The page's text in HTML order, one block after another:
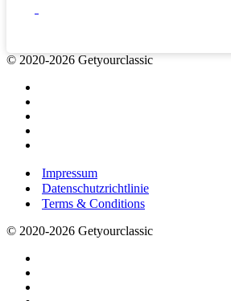
© 2020-2026 Getyourclassic
Impressum
Datenschutzrichtlinie
Terms & Conditions
© 2020-2026 Getyourclassic